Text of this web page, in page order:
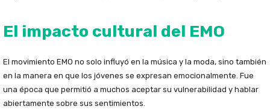
El impacto cultural del EMO
El movimiento EMO no solo influyó en la música y la moda, sino también
en la manera en que los jóvenes se expresan emocionalmente. Fue
una época que permitió a muchos aceptar su vulnerabilidad y hablar
abiertamente sobre sus sentimientos.